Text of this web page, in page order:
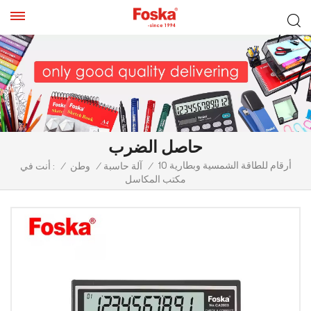
حاصل الضرب
أنت في : / وطن / آلة حاسبة / 10 أرقام للطاقة الشمسية وبطارية
مكتب المكاسل